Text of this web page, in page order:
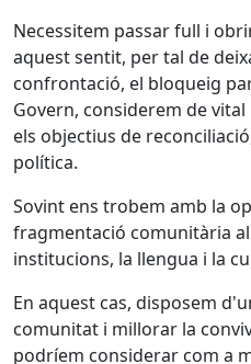
Necessitem passar full i
aquest sentit, per tal de
confrontació, el bloqueig
Govern, considerem de
els objectius de
política.
Sovint ens trobem amb la
fragmentació comunitària
institucions, la llengua i la
En aquest cas, disposem
comunitat i millorar la
podríem considerar com a